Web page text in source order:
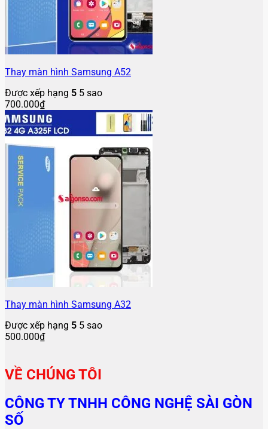
Thay màn hình Samsung A52
Được xếp hạng 5 5 sao
700.000₫
Thay màn hình Samsung A32
Được xếp hạng 5 5 sao
500.000₫
VỀ CHÚNG TÔI
CÔNG TY TNHH CÔNG NGHỆ SÀI GÒN
SỐ